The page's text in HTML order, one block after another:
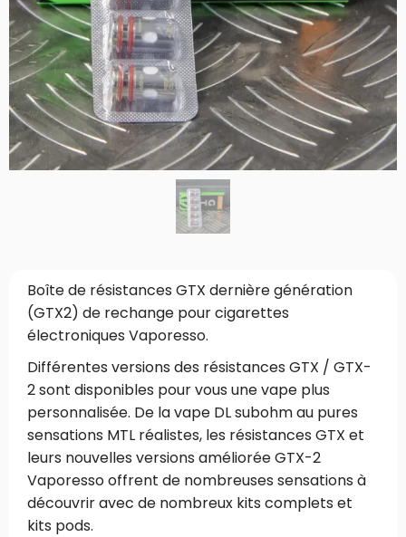
Boîte de résistances GTX dernière génération
(GTX2) de rechange pour cigarettes
électroniques Vaporesso.
Différentes versions des résistances GTX / GTX-
2 sont disponibles pour vous une vape plus
personnalisée. De la vape DL subohm au pures
sensations MTL réalistes, les résistances GTX et
leurs nouvelles versions améliorée GTX-2
Vaporesso offrent de nombreuses sensations à
découvrir avec de nombreux kits complets et
kits pods.